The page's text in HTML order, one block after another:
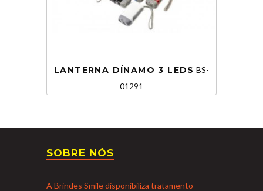
LANTERNA DÍNAMO 3 LEDS BS-
01291
SOBRE NÓS
A Brindes Smile disponibiliza tratamento